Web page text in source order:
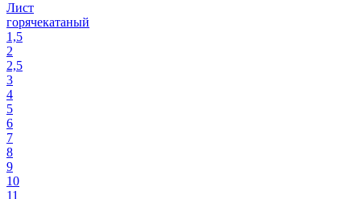
Лист
горячекатаный
1,5
2
2,5
3
4
5
6
7
8
9
10
11